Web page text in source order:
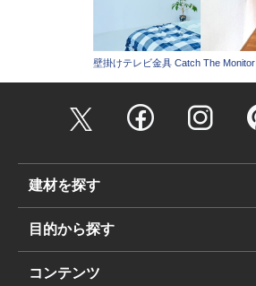
壁掛けテレビ金具 Catch The Monitor
建材を探す
目的から探す
コンテンツ